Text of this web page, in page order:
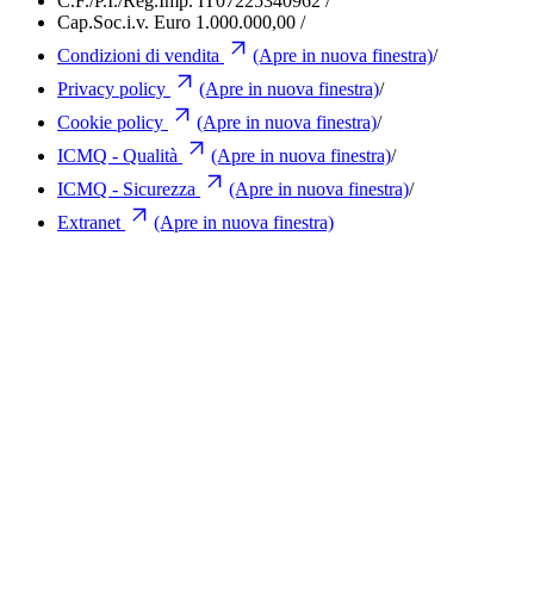
Cap.Soc.i.v. Euro 1.000.000,00 /
Condizioni di vendita
(Apre in nuova finestra)/
Privacy policy
(Apre in nuova finestra)/
Cookie policy
(Apre in nuova finestra)/
ICMQ - Qualità
(Apre in nuova finestra)/
ICMQ - Sicurezza
(Apre in nuova finestra)/
Extranet
(Apre in nuova finestra)